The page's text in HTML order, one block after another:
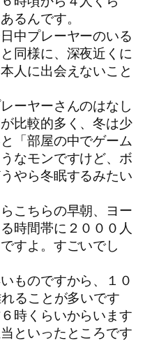
るんです。
中プレーヤーのいる
同様に、深夜近くに
人に出会えないこと
ーヤーさんのはなし
比較的多く、冬は少
「部屋の中でゲーム
なモンですけど、ボ
やら冬眠するみたい
こちらの早朝、ヨー
時間帯に２０００人
すよ。すごいでし
ものですから、１０
ることが多いです
時くらいからいます
といったところです